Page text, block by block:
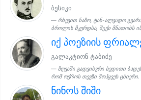
ბესიკი
რხევით ნაზო, ტან-ალვადო
ბროლის მკერდსა, შუქი მნათობს
იქ პოეზიის
გალაკტიონ ტაბიძე
ზღვაში გადვისვრი ბედითი
რომ ოქროს თევზი მოჰყვეს ცბიერი.
ნინოს შიში